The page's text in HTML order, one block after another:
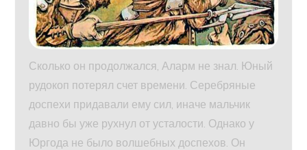
Сколько он продолжался, Аларм не знал. Юный
рудокоп потерял счет времени. Серебряные
доспехи придавали ему сил, иначе мальчик
давно бы уже рухнул от усталости. Однако у
Юргода не было волшебных доспехов. Он